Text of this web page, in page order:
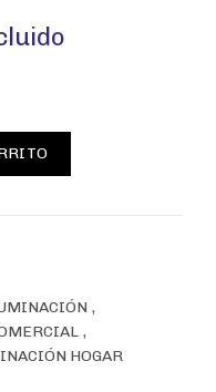
cantidad
,
,
HOGAR